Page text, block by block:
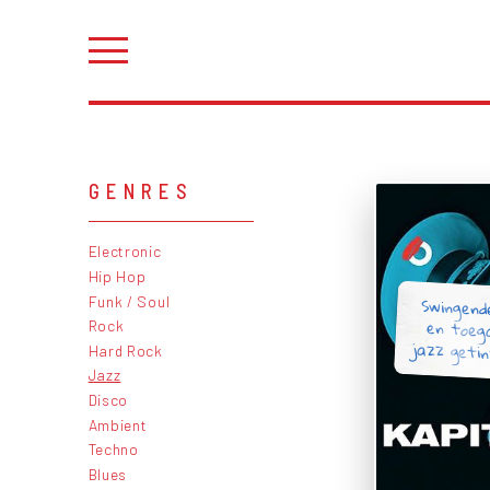
GENRES
Electronic
Hip Hop
Funk / Soul
Rock
Hard Rock
Jazz
Disco
Ambient
Techno
Blues
en
jazz